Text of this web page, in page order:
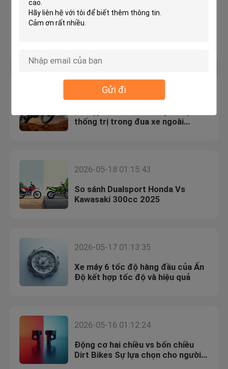
Gửi đi
2026-05-21 01:09:26
2026-05-19 01:09:08
thống trị trong đua xe ngoài
2026-05-18 01:15:43
So sánh Dualsport Honda Vs
Kawasaki 300cc 2025
2026-05-17 01:13:35
Xe máy 6 tốc độ hàng đầu của Ấn
Độ kết hợp tốc độ và hiệu quả
2026-05-16 01:12:24
Động cơ hai chiều vs bốn chiều
Dirt Bikes Sự lựa chọn cho người